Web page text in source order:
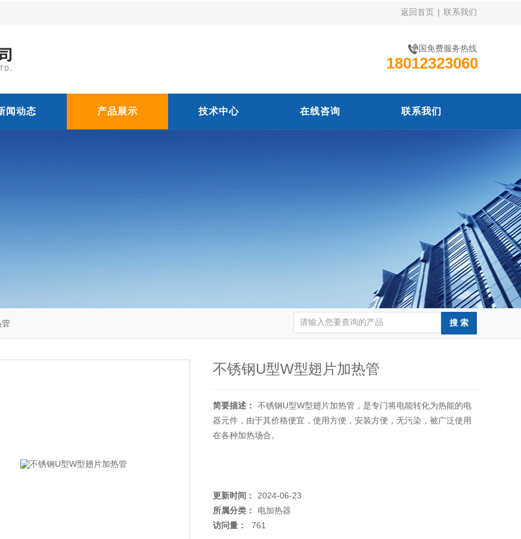
返回首页 | 联系我们
全国免费服务热线
18012323060
闻动态 产品展示 技术中心 在线咨询 联系我们
不锈钢U型W型翅片加热管
简要描述：
不锈钢U型W型翅片加热管，是专门将电能转化为热能的电
器元件，由于其价格便宜，使用方便，安装方便，无污染，被广泛使用
在各种加热场合。
更新时间：
2024-06-23
所属分类：
电加热器
访问量：
761